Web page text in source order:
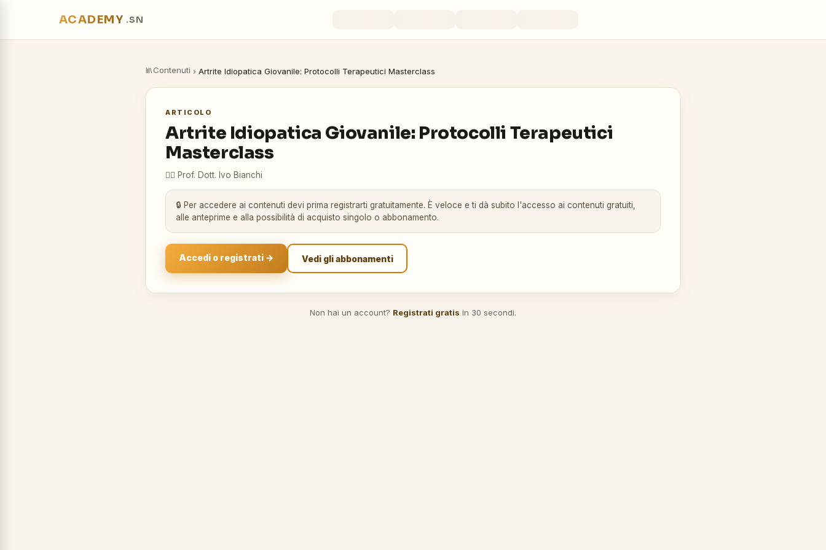
ACADEMY .SN
Contenuti › Artrite Idiopatica Giovanile: Protocolli Terapeutici Masterclass
ARTICOLO
Artrite Idiopatica Giovanile: Protocolli Terapeutici
Masterclass
👨‍⚕️ Prof. Dott. Ivo Bianchi
🔒 Per accedere ai contenuti devi prima registrarti gratuitamente. È veloce e ti dà subito l'accesso ai contenuti gratuiti,
alle anteprime e alla possibilità di acquisto singolo o abbonamento.
Accedi o registrati → Vedi gli abbonamenti
Non hai un account? Registrati gratis in 30 secondi.